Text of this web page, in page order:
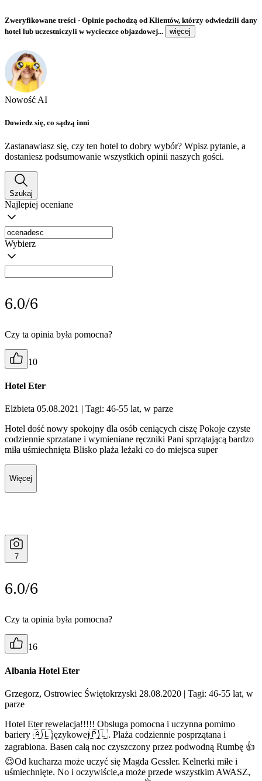
Zweryfikowane treści - Opinie pochodzą od Klientów, którzy odwiedzili dany
hotel lub uczestniczyli w wycieczce objazdowej...
więcej
Nowość AI
Dowiedz się, co sądzą inni
Zastanawiasz się, czy ten hotel to dobry wybór? Wpisz pytanie, a
dostaniesz podsumowanie wszystkich opinii naszych gości.
Szukaj
Najlepiej oceniane
Wybierz
6.0/6
Czy ta opinia była pomocna?
10
Hotel Eter
Elżbieta 05.08.2021 | Tagi: 46-55 lat, w parze
Hotel dość nowy spokojny dla osób ceniących ciszę Pokoje czyste
codziennie sprzatane i wymieniane ręczniki Pani sprzątającą bardzo
miła uśmiechnięta Blisko plaża leżaki co do miejsca super
Więcej
7
6.0/6
Czy ta opinia była pomocna?
16
Albania Hotel Eter
Grzegorz, Ostrowiec Świętokrzyski 28.08.2020 | Tagi: 46-55 lat, w
parze
Hotel Eter rewelacja!!!!! Obsługa pomocna i uczynna pomimo
bariery 🇦🇱językowej🇵🇱. Plaża codziennie posprzątana i
zagrabiona. Basen całą noc czyszczony przez podwodną Rumbę 👍
😉Od kucharza może uczyć się Magda Gessler. Kelnerki miłe i
uśmiechnięte. No i oczywiście,a może przede wszystkim AWASZ,